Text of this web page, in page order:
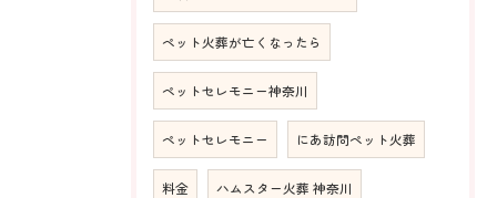
ペット火葬が亡くなったら
ペットセレモニー神奈川
ペットセレモニー にあ訪問ペット火葬
料金 ハムスター火葬 神奈川